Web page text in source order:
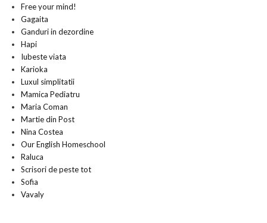
Free your mind!
Gagaita
Ganduri in dezordine
Hapi
Iubeste viata
Karioka
Luxul simplitatii
Mamica Pediatru
Maria Coman
Martie din Post
Nina Costea
Our English Homeschool
Raluca
Scrisori de peste tot
Sofia
Vavaly